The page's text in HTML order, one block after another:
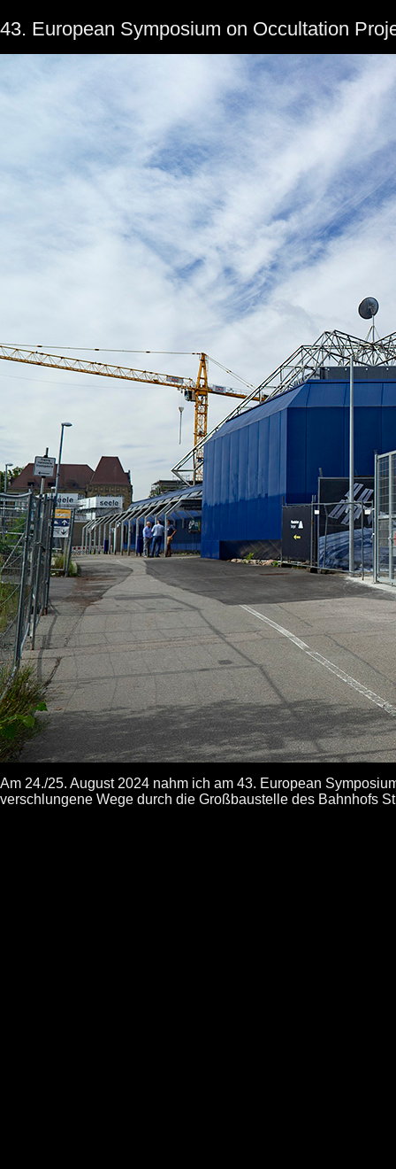
43. European Symposium on Occultation
Am 24./25. August 2024 nahm ich am 43. European
verschlungene Wege durch die Großbaustelle des Bahnhofs